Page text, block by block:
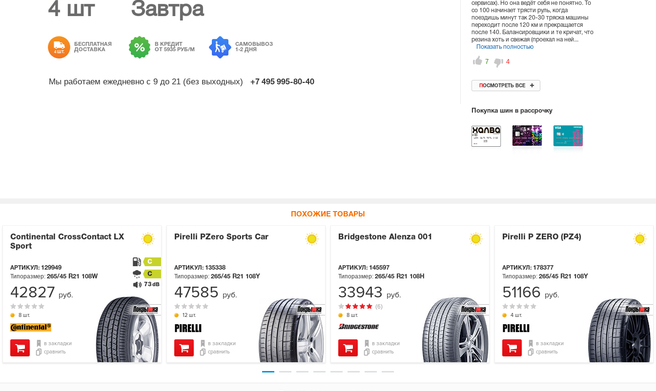
4 шт Завтра
4 ШТ.
БЕСПЛАТНАЯ
ДОСТАВКА
В КРЕДИТ
ОТ 5935 РУБ/М
САМОВЫВОЗ
1-2 ДНЯ
Мы работаем ежедневно с 9 до 21 (без выходных) +7 495 995-80-40
сервисах). Но она ведёт себя не понятно. То
со 100 начинает трясти руль, когда
поездишь минут так 20-30 тряска машины
переходит после 120 км и прекращается
после 140. Балансировщики и те кричат, что
резина хоть и свежая (проехал на ней...
Показать полностью
7 4
ПОСМОТРЕТЬ ВСЕ
Покупка шин в рассрочку
ПОХОЖИЕ ТОВАРЫ
Continental CrossContact LX
Sport
АРТИКУЛ: 129949
8 шт.
Типоразмер: 265/45 R21 108W
C
C
73 dB
в закладки
сравнить
42827 руб.
Pirelli PZero Sports Car
АРТИКУЛ: 135338
12 шт.
Типоразмер: 265/45 R21 108Y
в закладки
сравнить
47585 руб.
Bridgestone Alenza 001
АРТИКУЛ: 145597
8 шт.
(6)
Типоразмер: 265/45 R21 108H
в закладки
сравнить
33943 руб.
Pirelli P ZERO (PZ4)
АРТИКУЛ: 178377
4 шт.
Типоразмер: 265/45 R21 108Y
в закладки
сравнить
51166 руб.